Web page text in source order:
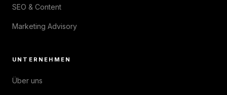
SEO & Content
Marketing Advisory
UNTERNEHMEN
Über uns